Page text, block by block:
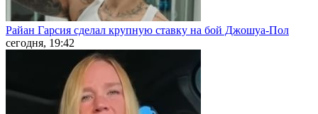
Райан Гарсия сделал крупную ставку на бой Джошуа-Пол
сегодня, 19:42